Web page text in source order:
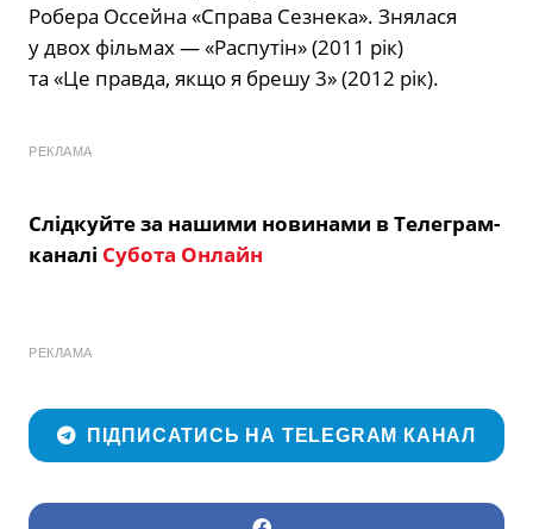
Робера Оссейна «Справа Сезнека». Знялася
у двох фільмах — «Распутін» (2011 рік)
та «Це правда, якщо я брешу 3» (2012 рік).
РЕКЛАМА
Слідкуйте за нашими новинами в Телеграм-
каналі Субота Онлайн
РЕКЛАМА
ПІДПИСАТИСЬ НА TELEGRAM КАНАЛ